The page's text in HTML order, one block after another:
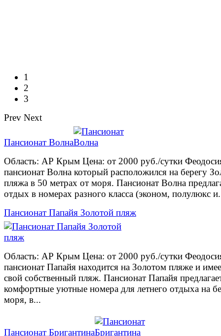
1
2
3
Prev Next
Пансионат Волна
Область: АР Крым Цена: от 2000 руб./сутки
пансионат Волна который расположился на берегу
пляжа в 50 метрах от моря. Пансионат Волна
отдых в номерах разного класса (эконом, полулюкс
Пансионат Папайя Золотой пляж
Область: АР Крым Цена: от 2000 руб./сутки
пансионат Папайя находится на Золотом пляже и
свой собственный пляж. Пансионат Папайя
комфортные уютные номера для летнего отдыха на
моря, в...
Пансионат Бригантина